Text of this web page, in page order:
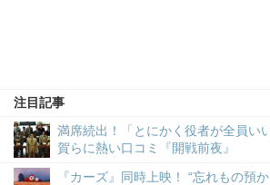
注目記事
満席続出！「とにかく役者が全員い
賀らに熱い口コミ『開戦前夜』
『カーズ』同時上映！ “忘れもの預